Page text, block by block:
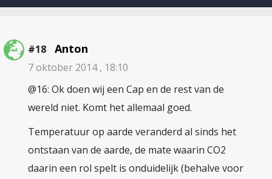
#18 Anton
7 oktober 2014 , 18:10
@16: Ok doen wij een Cap en de rest van de
wereld niet. Komt het allemaal goed.
Temperatuur op aarde veranderd al sinds het
ontstaan van de aarde, de mate waarin CO2
daarin een rol spelt is onduidelijk (behalve voor